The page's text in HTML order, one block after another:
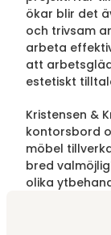
ökar blir det
och trivsam
arbeta
att
estetiskt
Kristensen &
kontorsbord
möbel
bred
olika